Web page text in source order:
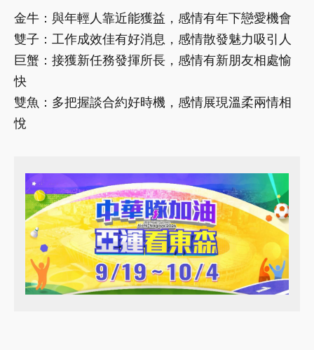
金牛：與年輕人靠近能獲益，感情有年下戀愛機會
雙子：工作成效佳有好消息，感情散發魅力吸引人
巨蟹：接獲新任務發揮所長，感情有新朋友相處愉
快
雙魚：多把握談合約好時機，感情展現溫柔兩情相
悅